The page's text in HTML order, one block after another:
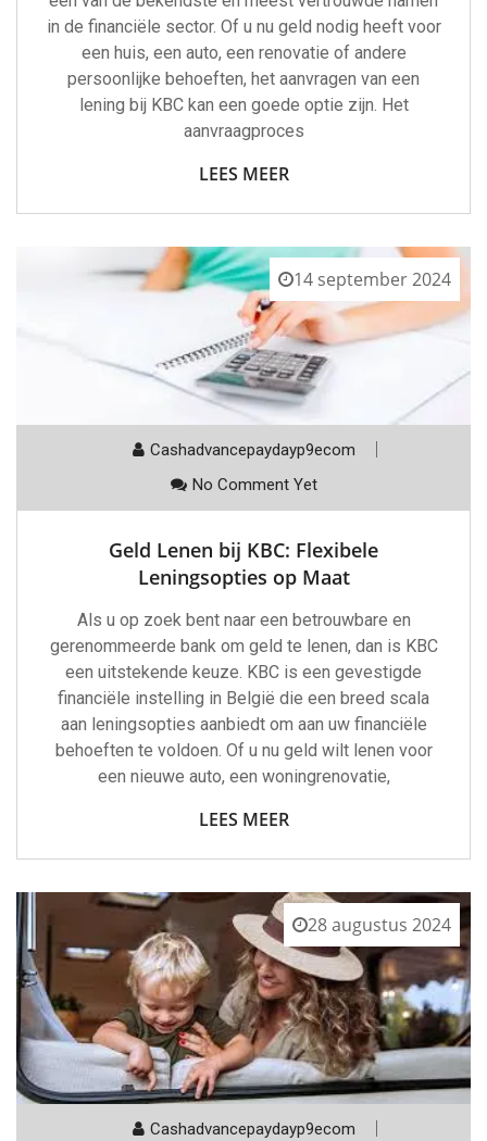
in de financiële sector. Of u nu geld nodig heeft voor
een huis, een auto, een renovatie of andere
persoonlijke behoeften, het aanvragen van een
lening bij KBC kan een goede optie zijn. Het
aanvraagproces
LEES MEER
14 september 2024
Cashadvancepaydayp9ecom
No Comment Yet
Geld Lenen bij KBC: Flexibele
Leningsopties op Maat
Als u op zoek bent naar een betrouwbare en
gerenommeerde bank om geld te lenen, dan is KBC
een uitstekende keuze. KBC is een gevestigde
financiële instelling in België die een breed scala
aan leningsopties aanbiedt om aan uw financiële
behoeften te voldoen. Of u nu geld wilt lenen voor
een nieuwe auto, een woningrenovatie,
LEES MEER
28 augustus 2024
Cashadvancepaydayp9ecom